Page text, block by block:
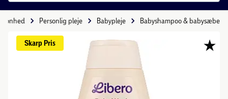
Personlig pleje Babypleje Babyshampoo & babysæbe
Skarp Pris